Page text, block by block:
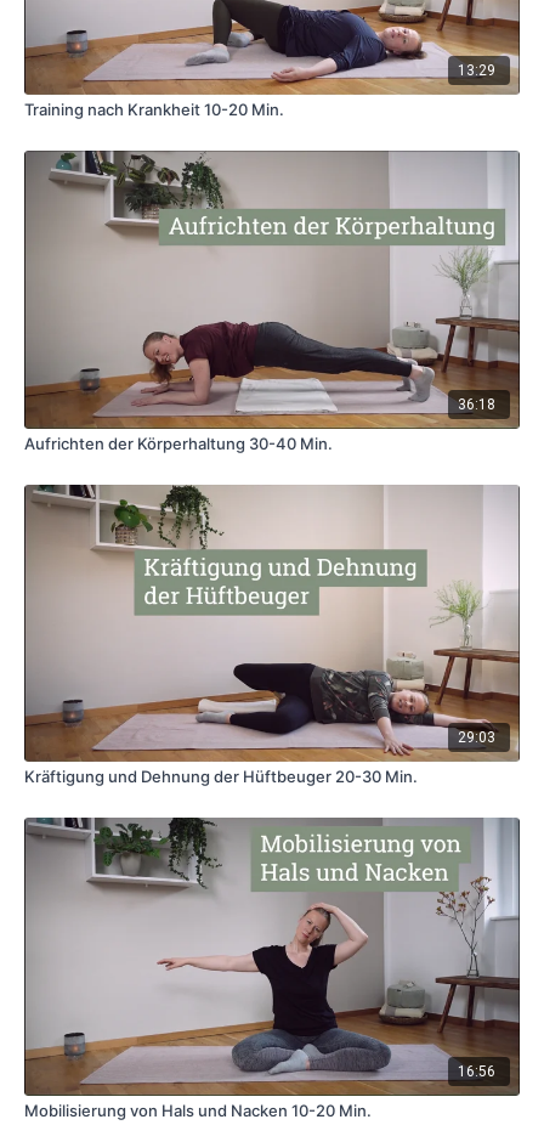
13:29
Training nach Krankheit 10-20 Min.
36:18
Aufrichten der Körperhaltung 30-40 Min.
29:03
Kräftigung und Dehnung der Hüftbeuger 20-30 Min.
16:56
Mobilisierung von Hals und Nacken 10-20 Min.